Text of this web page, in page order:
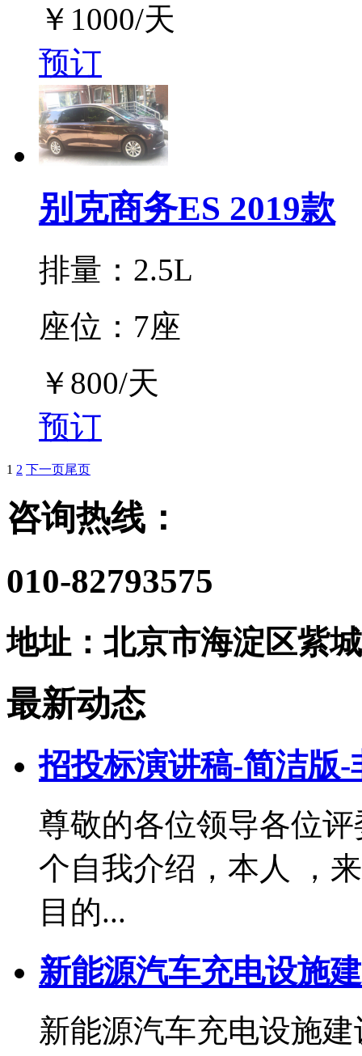
￥ 1000/天
预订
别克商务ES 2019款
排量：2.5L
座位：7座
￥ 800/天
预订
1 2 下一页尾页
咨询热线：
010-82793575
地址：北京市海淀区紫
最新动态
招投标演讲稿-简洁版
尊敬的各位领导各位
个自我介绍，本人 ，
目的...
新能源汽车充电设施
新能源汽车充电设施